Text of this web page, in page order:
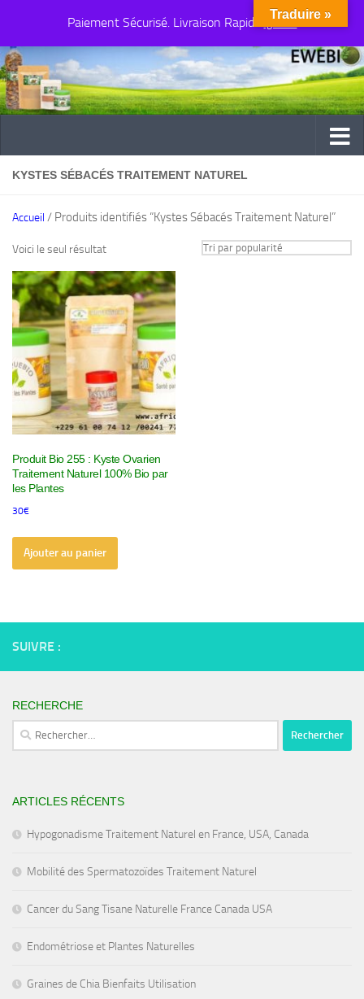
Paiement Sécurisé. Livraison Rapide Ignorer
Au dessous du contenu
KYSTES SÉBACÉS TRAITEMENT NATUREL
Accueil / Produits identifiés “Kystes Sébacés Traitement Naturel”
Voici le seul résultat
Produit Bio 255 : Kyste Ovarien
Traitement Naturel 100% Bio par
les Plantes
30€
Ajouter au panier
SUIVRE :
RECHERCHE
Rechercher :
ARTICLES RÉCENTS
Hypogonadisme Traitement Naturel en France, USA, Canada
Mobilité des Spermatozoïdes Traitement Naturel
Cancer du Sang Tisane Naturelle France Canada USA
Endométriose et Plantes Naturelles
Graines de Chia Bienfaits Utilisation
Traduire »